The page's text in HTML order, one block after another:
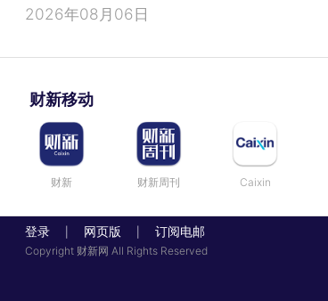
2026年08月06日
财新移动
财新 财新周刊 Caixin
登录 网页版 订阅电邮
Copyright 财新网 All Rights Reserved